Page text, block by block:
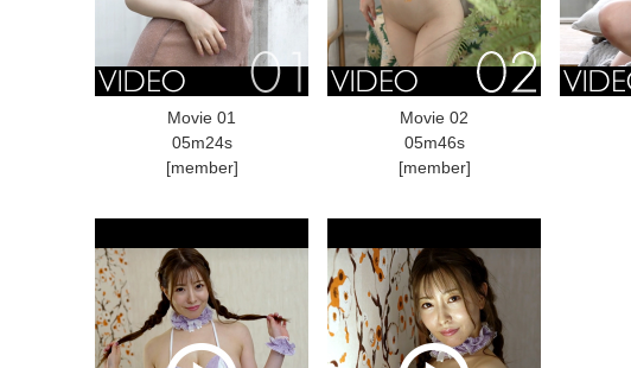
Movie 01
05m24s
[member]
Movie 02
05m46s
[member]